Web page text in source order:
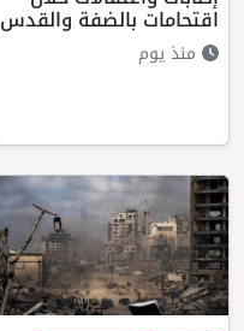
اقتحامات بالضفة والقدس
منذ يوم